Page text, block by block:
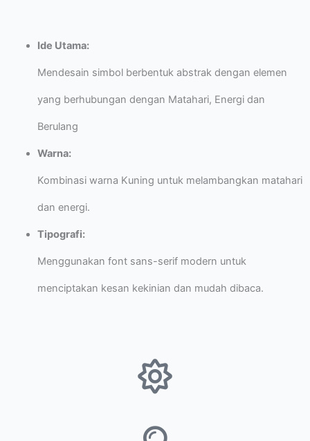
Ide Utama:
Mendesain simbol berbentuk abstrak dengan elemen
yang berhubungan dengan Matahari, Energi dan
Berulang
Warna:
Kombinasi warna Kuning untuk melambangkan matahari
dan energi.
Tipografi:
Menggunakan font sans-serif modern untuk
menciptakan kesan kekinian dan mudah dibaca.